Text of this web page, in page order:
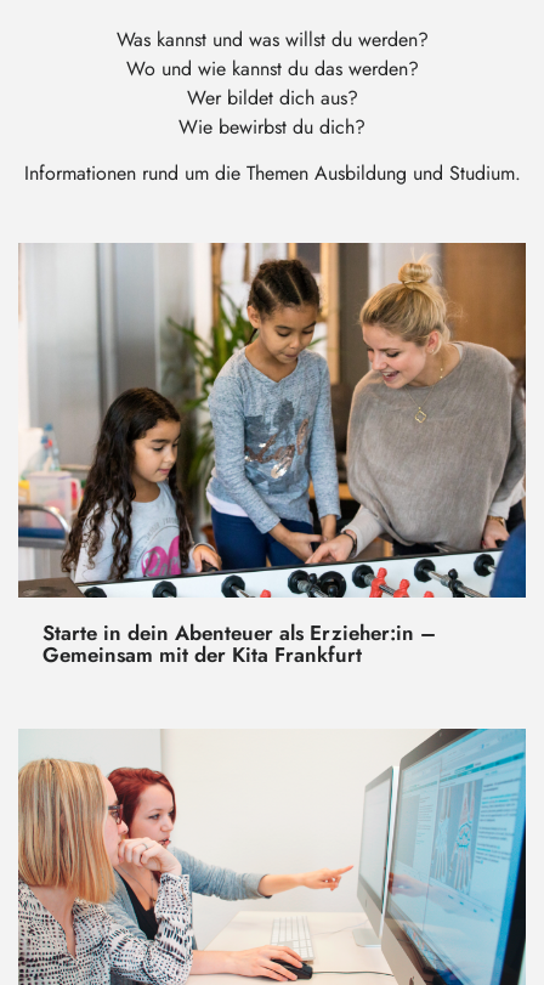
Was kannst und was willst du werden?
Wo und wie kannst du das werden?
Wer bildet dich aus?
Wie bewirbst du dich?
Informationen rund um die Themen Ausbildung und Studium.
Starte in dein Abenteuer als Erzieher:in –
Gemeinsam mit der Kita Frankfurt